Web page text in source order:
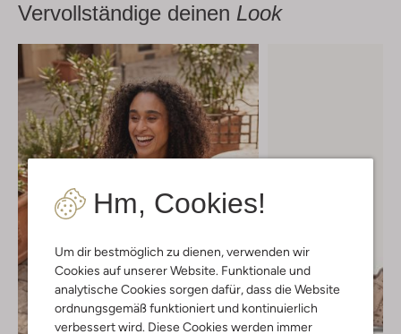
Hm, Cookies!
Um dir bestmöglich zu dienen, verwenden wir
Cookies auf unserer Website. Funktionale und
analytische Cookies sorgen dafür, dass die Website
ordnungsgemäß funktioniert und kontinuierlich
verbessert wird. Diese Cookies werden immer
Vervollständige deinen Look